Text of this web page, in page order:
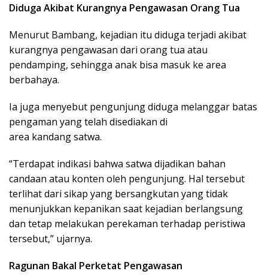
Diduga Akibat Kurangnya Pengawasan Orang Tua
Menurut Bambang, kejadian itu diduga terjadi akibat
kurangnya pengawasan dari orang tua atau
pendamping, sehingga anak bisa masuk ke area
berbahaya.
Ia juga menyebut pengunjung diduga melanggar batas
pengaman yang telah disediakan di
area kandang satwa.
“Terdapat indikasi bahwa satwa dijadikan bahan
candaan atau konten oleh pengunjung. Hal tersebut
terlihat dari sikap yang bersangkutan yang tidak
menunjukkan kepanikan saat kejadian berlangsung
dan tetap melakukan perekaman terhadap peristiwa
tersebut,” ujarnya.
Ragunan Bakal Perketat Pengawasan